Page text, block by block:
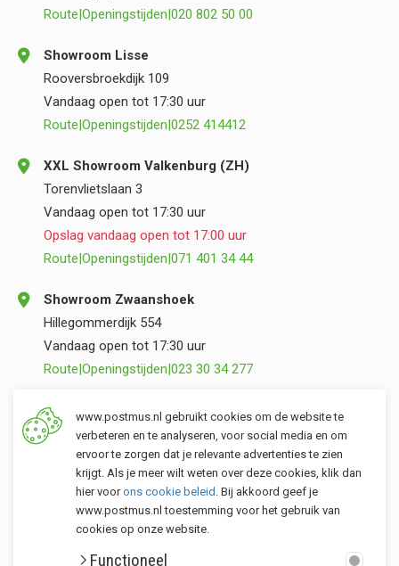
Klantenservice
Route|Openingstijden|020 802 50 00
Showroom Lisse
Rooversbroekdijk 109
Vandaag open tot 17:30 uur
Route|Openingstijden|0252 414412
XXL Showroom Valkenburg (ZH)
Torenvlietslaan 3
Vandaag open tot 17:30 uur
Opslag vandaag open tot 17:00 uur
Route|Openingstijden|071 401 34 44
Showroom Zwaanshoek
Hillegommerdijk 554
Vandaag open tot 17:30 uur
Route|Openingstijden|023 30 34 277
Opslag Valkenburg (ZH)
Torenvlietslaan 3
Vandaag open tot 17:00 uur
Route|Openingstijden |071 401 34 44
www.postmus.nl gebruikt cookies om de website te
verbeteren en te analyseren, voor social media en om
ervoor te zorgen dat je relevante advertenties te zien
krijgt. Als je meer wilt weten over deze cookies, klik dan
hier voorons cookie beleid . Bij akkoord geef je
www.postmus.nl toestemming voor het gebruik van
cookies op onze website.
Functioneel